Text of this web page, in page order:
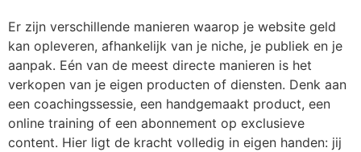
Er zijn verschillende manieren waarop je website geld
kan opleveren, afhankelijk van je niche, je publiek en je
aanpak. Eén van de meest directe manieren is het
verkopen van je eigen producten of diensten. Denk aan
een coachingssessie, een handgemaakt product, een
online training of een abonnement op exclusieve
content. Hier ligt de kracht volledig in eigen handen: jij